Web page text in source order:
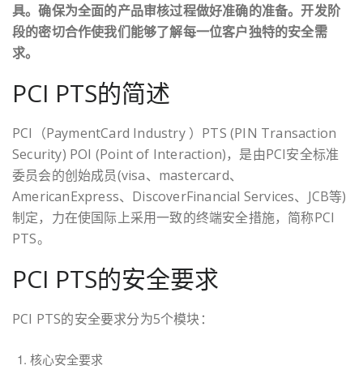
具。确保为全面的产品审核过程做好准确的准备。开发阶
段的密切合作使我们能够了解每一位客户独特的安全需
求。
PCI PTS的简述
PCI（PaymentCard Industry ）PTS (PIN Transaction
Security) POI (Point of Interaction)，是由PCI安全标准
委员会的创始成员(visa、mastercard、
AmericanExpress、DiscoverFinancial Services、JCB等)
制定，力在使国际上采用一致的终端安全措施，简称PCI
PTS。
PCI PTS的安全要求
PCI PTS的安全要求分为5个模块：
核心安全要求